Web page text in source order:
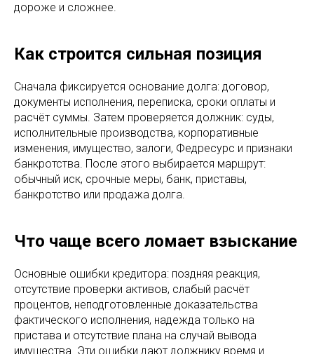
дороже и сложнее.
Как строится сильная позиция
Сначала фиксируется основание долга: договор,
документы исполнения, переписка, сроки оплаты и
расчёт суммы. Затем проверяется должник: суды,
исполнительные производства, корпоративные
изменения, имущество, залоги, Федресурс и признаки
банкротства. После этого выбирается маршрут:
обычный иск, срочные меры, банк, приставы,
банкротство или продажа долга.
Что чаще всего ломает взыскание
Основные ошибки кредитора: поздняя реакция,
отсутствие проверки активов, слабый расчёт
процентов, неподготовленные доказательства
фактического исполнения, надежда только на
пристава и отсутствие плана на случай вывода
имущества. Эти ошибки дают должнику время и